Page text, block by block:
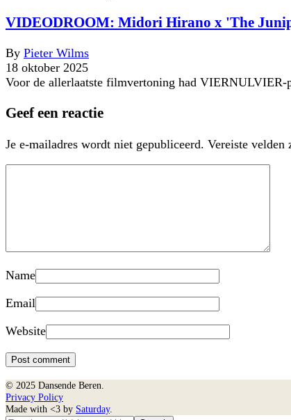
VIDEODROOM: Midori Hirano x 'The
By Pieter Wilms
18 oktober 2025
Voor de allerlaatste filmvertoning had VIERNULVIER-
Geef een reactie
Je e-mailadres wordt niet gepubliceerd. Vereiste velden
Name
Email
Website
© 2025 Dansende Beren.
Privacy Policy
Made with <3 by Saturday.